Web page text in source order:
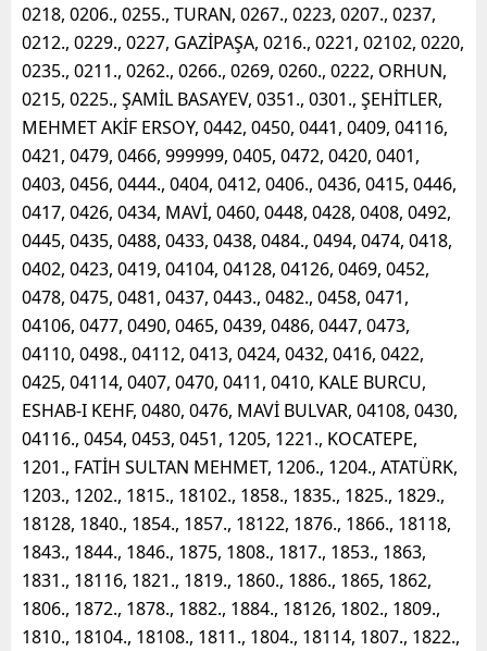
0218, 0206., 0255., TURAN, 0267., 0223, 0207., 0237,
0212., 0229., 0227, GAZİPAŞA, 0216., 0221, 02102, 0220,
0235., 0211., 0262., 0266., 0269, 0260., 0222, ORHUN,
0215, 0225., ŞAMİL BASAYEV, 0351., 0301., ŞEHİTLER,
MEHMET AKİF ERSOY, 0442, 0450, 0441, 0409, 04116,
0421, 0479, 0466, 999999, 0405, 0472, 0420, 0401,
0403, 0456, 0444., 0404, 0412, 0406., 0436, 0415, 0446,
0417, 0426, 0434, MAVİ, 0460, 0448, 0428, 0408, 0492,
0445, 0435, 0488, 0433, 0438, 0484., 0494, 0474, 0418,
0402, 0423, 0419, 04104, 04128, 04126, 0469, 0452,
0478, 0475, 0481, 0437, 0443., 0482., 0458, 0471,
04106, 0477, 0490, 0465, 0439, 0486, 0447, 0473,
04110, 0498., 04112, 0413, 0424, 0432, 0416, 0422,
0425, 04114, 0407, 0470, 0411, 0410, KALE BURCU,
ESHAB-I KEHF, 0480, 0476, MAVİ BULVAR, 04108, 0430,
04116., 0454, 0453, 0451, 1205, 1221., KOCATEPE,
1201., FATİH SULTAN MEHMET, 1206., 1204., ATATÜRK,
1203., 1202., 1815., 18102., 1858., 1835., 1825., 1829.,
18128, 1840., 1854., 1857., 18122, 1876., 1866., 18118,
1843., 1844., 1846., 1875, 1808., 1817., 1853., 1863,
1831., 18116, 1821., 1819., 1860., 1886., 1865, 1862,
1806., 1872., 1878., 1882., 1884., 18126, 1802., 1809.,
1810., 18104., 18108., 1811., 1804., 18114, 1807., 1822.,